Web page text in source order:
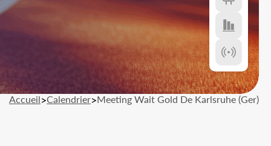
Accueil>Calendrier>Meeting Wait Gold De Karlsruhe (Ger)